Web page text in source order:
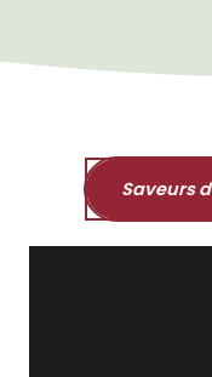
Saveurs